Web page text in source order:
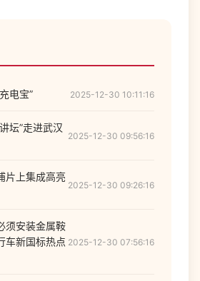
电宝” 2025-12-30 10:11:16
坛”走进武汉
2025-12-30 09:56:16
片上集成高亮
2025-12-30 09:26:16
须安装金属鞍
新国标热点 2025-12-30 07:56:16